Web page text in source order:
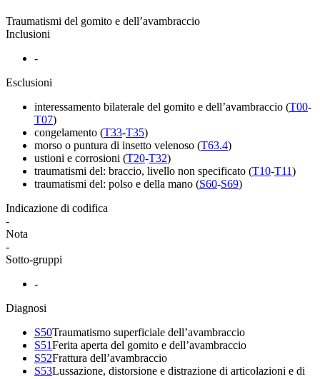
Traumatismi del gomito e dell’avambraccio
Inclusioni
-
Esclusioni
interessamento bilaterale del gomito e dell’avambraccio (T00-
T07)
congelamento (T33-T35)
morso o puntura di insetto velenoso (T63.4)
ustioni e corrosioni (T20-T32)
traumatismi del: braccio, livello non specificato (T10-T11)
traumatismi del: polso e della mano (S60-S69)
Indicazione di codifica
-
Nota
-
Sotto-gruppi
-
Diagnosi
S50Traumatismo superficiale dell’avambraccio
S51Ferita aperta del gomito e dell’avambraccio
S52Frattura dell’avambraccio
S53Lussazione, distorsione e distrazione di articolazioni e di